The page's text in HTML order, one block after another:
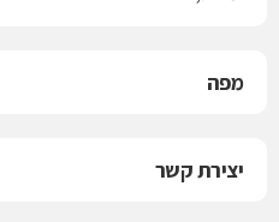
מפה
יצירת קשר